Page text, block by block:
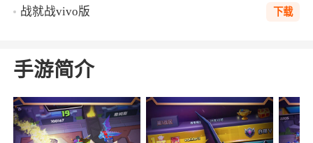
战就战vivo版 下载
手游简介